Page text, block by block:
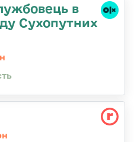
в
Сухопутних